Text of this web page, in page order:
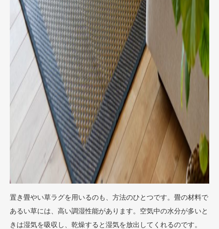
置き畳やい草ラグを用いるのも、方法のひとつです。畳の材料で
あるい草には、高い調湿性能があります。空気中の水分が多いと
きは湿気を吸収し、乾燥すると湿気を放出してくれるのです。